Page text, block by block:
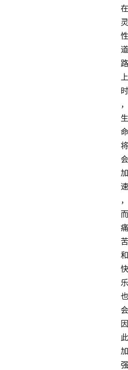
在
灵
性
道
路
上
时
，
生
命
将
会
加
速
，
而
痛
苦
和
快
乐
也
会
因
此
加
强